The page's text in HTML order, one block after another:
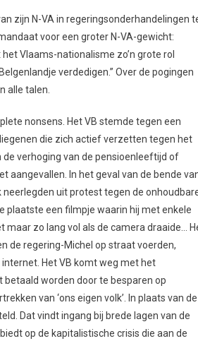
zijn N-VA in regeringsonderhandelingen
voor een groter N-VA-gewicht:
Vlaams-nationalisme zo’n grote rol
verdedigen.” Over de pogingen
alle talen.
nonsens. Het VB stemde tegen een
die zich actief verzetten tegen het
verhoging van de pensioenleeftijd of
In het geval van de bende
uit protest tegen de
plaatste een filmpje waarin hij met enkele
maar zo lang vol als de camera draaide…
de regering-Michel op straat voerden,
Het VB komt weg met het
betaald worden door te besparen op
van ‘ons eigen volk’. In plaats van de
Dat vindt ingang bij brede lagen van de
op de kapitalistische crisis die aan de